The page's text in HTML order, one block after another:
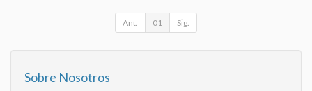
Ant. 01 Sig.
Sobre Nosotros